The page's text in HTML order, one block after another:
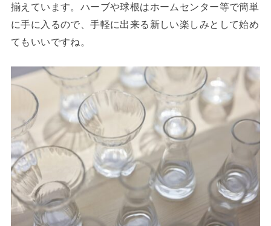
揃えています。ハーブや球根はホームセンター等で簡単
に手に入るので、手軽に出来る新しい楽しみとして始め
てもいいですね。